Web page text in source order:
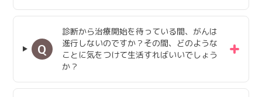
Q
診断から治療開始を待っている間、がんは
進行しないのですか？その間、どのような
ことに気をつけて生活すればいいでしょう
か？